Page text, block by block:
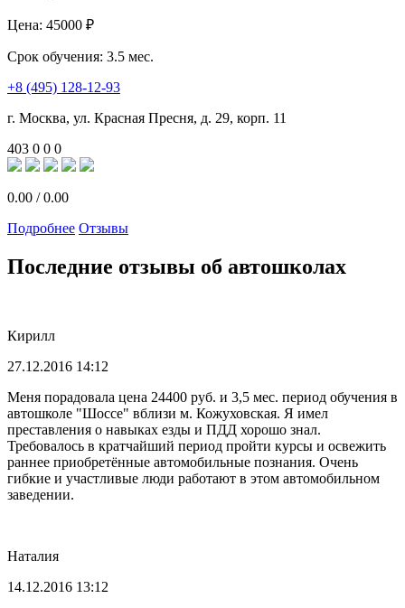
Цена: 45000 ₽
Срок обучения: 3.5 мес.
+8 (495) 128-12-93
г. Москва, ул. Красная Пресня, д. 29, корп. 11
403 0 0 0
0.00 /0.00
Подробнее Отзывы
Последние отзывы об автошколах
Кирилл
27.12.2016 14:12
Меня порадовала цена 24400 руб. и 3,5 мес. период обучения в
автошколе "Шоссе" вблизи м. Кожуховская. Я имел
преставления о навыках езды и ПДД хорошо знал.
Требовалось в кратчайший период пройти курсы и освежить
раннее приобретённые автомобильные познания. Очень
гибкие и участливые люди работают в этом автомобильном
заведении.
Наталия
14.12.2016 13:12